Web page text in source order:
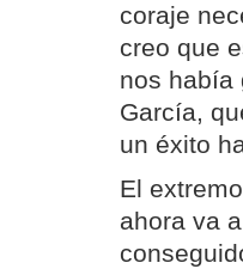
coraje
creo que
nos había
García,
un éxito
El
ahora va